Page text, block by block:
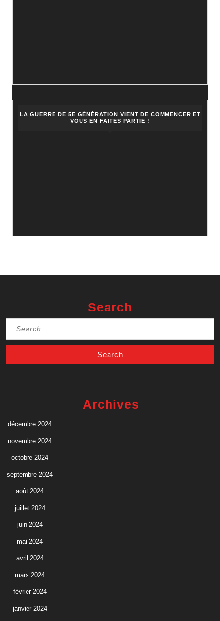
LA GUERRE DE 5E GÉNÉRATION VIENT DE COMMENCER ET
VOUS EN FAITES PARTIE !
Search
Archives
décembre 2024
novembre 2024
octobre 2024
septembre 2024
août 2024
juillet 2024
juin 2024
mai 2024
avril 2024
mars 2024
février 2024
janvier 2024